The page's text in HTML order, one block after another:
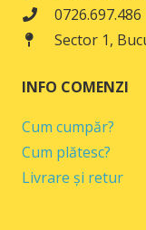
0726.697.486
Sector 1,
INFO COMENZI
Cum cumpăr?
Cum plătesc?
Livrare și retur